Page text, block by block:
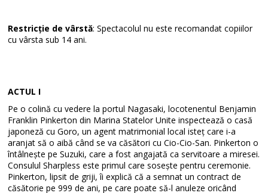
Restricție de vârstă: Spectacolul nu este recomandat copiilor
cu vârsta sub 14 ani.
ACTUL I
Pe o colină cu vedere la portul Nagasaki, locotenentul Benjamin
Franklin Pinkerton din Marina Statelor Unite inspectează o casă
japoneză cu Goro, un agent matrimonial local isteț care i-a
aranjat să o aibă când se va căsători cu Cio-Cio-San. Pinkerton o
întâlnește pe Suzuki, care a fost angajată ca servitoare a miresei.
Consulul Sharpless este primul care sosește pentru ceremonie.
Pinkerton, lipsit de griji, îi explică că a semnat un contract de
căsătorie pe 999 de ani, pe care poate să-l anuleze oricând